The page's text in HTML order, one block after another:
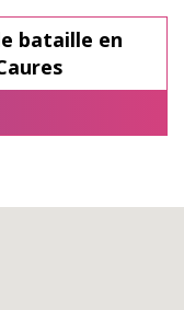
bataille en